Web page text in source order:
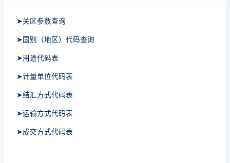
➤关区参数查询
➤国别（地区）代码查询
➤用途代码表
➤计量单位代码表
➤结汇方式代码表
➤运输方式代码表
➤成交方式代码表